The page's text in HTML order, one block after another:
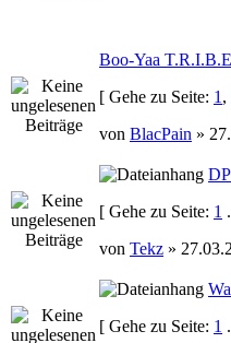
Boo-Yaa
[ Gehe zu Seite: 1 ,
von BlacPain »
[ Gehe zu Seite: 1
von Tekz »
[ Gehe zu Seite: 1